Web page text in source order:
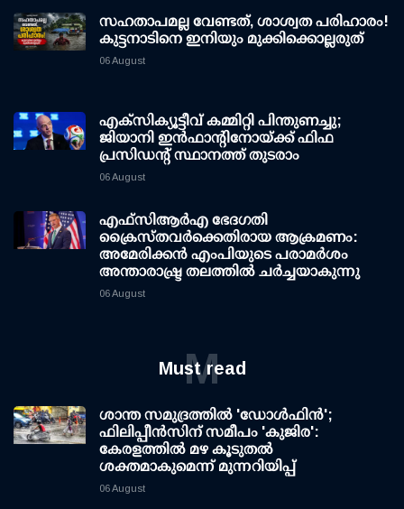
സഹതാപമല്ല വേണ്ടത്, ശാശ്വത പരിഹാരം!
കുട്ടനാടിനെ ഇനിയും മുക്കിക്കൊല്ലരുത്
06 August
എക്സിക്യൂട്ടീവ് കമ്മിറ്റി പിന്തുണച്ചു;
ജിയാനി ഇന്‍ഫാന്റിനോയ്ക്ക് ഫിഫ
പ്രസിഡന്റ് സ്ഥാനത്ത് തുടരാം
06 August
എഫ്‌സി‌ആര്‍‌എ ഭേദഗതി
ക്രൈസ്തവർക്കെതിരായ ആക്രമണം:
അമേരിക്കൻ എംപിയുടെ പരാമർശം
അന്താരാഷ്ട്ര തലത്തിൽ ചർച്ചയാകുന്നു
06 August
Must read
M
ശാന്ത സമുദ്രത്തില്‍ 'ഡോള്‍ഫിന്‍';
ഫിലിപ്പീന്‍സിന് സമീപം 'കുജിര':
കേരളത്തില്‍ മഴ കൂടുതല്‍
ശക്തമാകുമെന്ന് മുന്നറിയിപ്പ്
06 August